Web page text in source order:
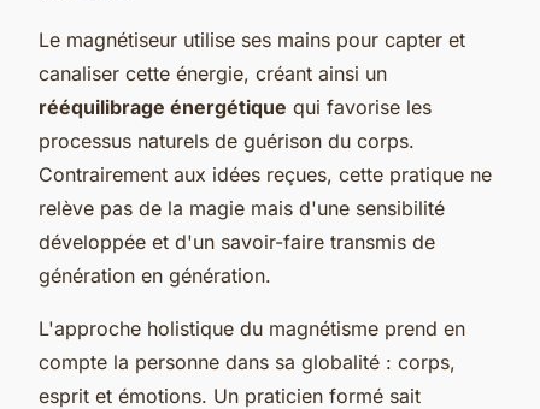
Le magnétiseur utilise ses mains pour capter et
canaliser cette énergie, créant ainsi un
rééquilibrage énergétique qui favorise les
processus naturels de guérison du corps.
Contrairement aux idées reçues, cette pratique ne
relève pas de la magie mais d'une sensibilité
développée et d'un savoir-faire transmis de
génération en génération.
L'approche holistique du magnétisme prend en
compte la personne dans sa globalité : corps,
esprit et émotions. Un praticien formé sait